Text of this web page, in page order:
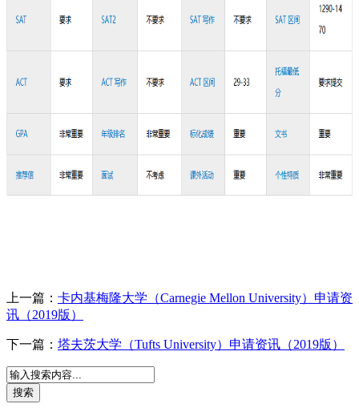
上一篇： 卡内基梅隆大学（Carnegie Mellon University）申请资
讯（2019版）
下一篇： 塔夫茨大学（Tufts University）申请资讯（2019版）